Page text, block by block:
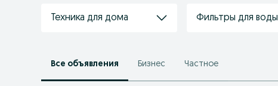
Техника для дома Фильтры для воды
Все объявления Бизнес Частное